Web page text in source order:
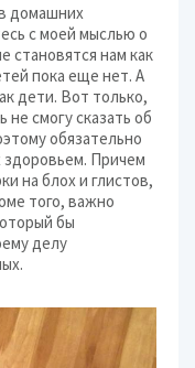
домашних
с моей мыслью о
становятся нам как
пока еще нет. А
дети. Вот только,
смогу сказать об
обязательно
здоровьем. Причем
на блох и глистов,
того, важно
бы
делу